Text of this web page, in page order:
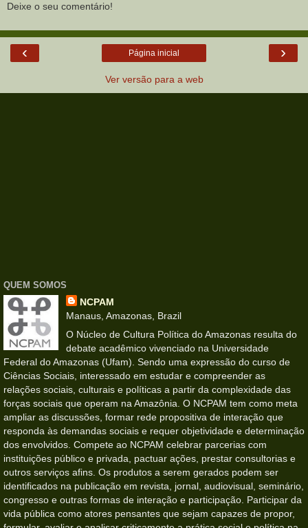
Deixe o seu comentário!
‹ ›
Página inicial
Ver versão para a web
QUEM SOMOS
NCPAM
Manaus, Amazonas, Brazil
O Núcleo de Cultura Política do Amazonas resulta do
debate acadêmico vivenciado na Universidade
Federal do Amazonas (Ufam). Sendo uma expressão do curso de
Ciências Sociais, interessado em estudar e compreender as
relações sociais, culturais e políticas a partir da complexidade das
forças sociais que operam na Amazônia. O NCPAM tem como meta
ampliar as discussões, formar rede propositiva de interação que
responda às demandas sociais e requer objetividade e determinação
dos envolvidos. Compete ao NCPAM celebrar parcerias com
instituições público e privada, pactuar ações, prestar consultorias e
outros serviços afins. Os produtos a serem gerados podem ser
identificados na publicação em revista, jornal, audiovisual, seminário,
congresso e outras formas de interação e participação. Participar da
vida pública como atores pensantes que sejam capazes de propor,